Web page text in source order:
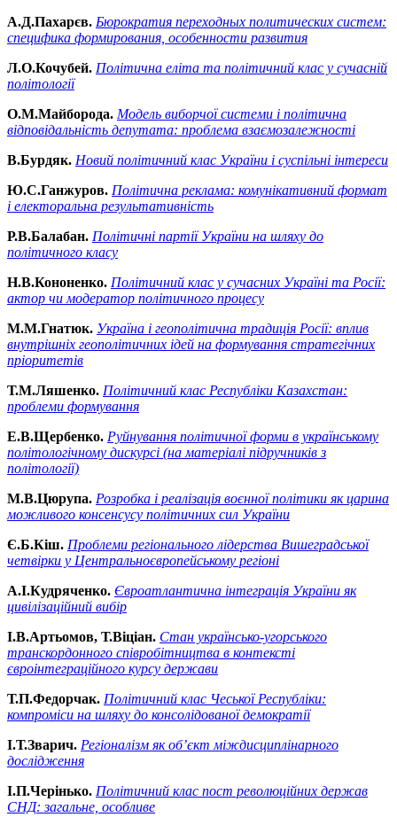
А.Д.Пахарєв. Бюрократия переходных политических систем:
специфика формирования, особенности развития
Л.О.Кочубей. Політична еліта та політичний клас у сучасній
політології
О.М.Майборода. Модель виборчої системи і політична
відповідальність депутата: проблема взаємозалежності
В.Бурдяк. Новий політичний клас України і суспільні інтереси
Ю.С.Ганжуров. Політична реклама: комунікативний формат
і електоральна результативність
Р.В.Балабан. Політичні партії України на шляху до
політичного класу
Н.В.Кононенко. Політичний клас у сучасних Україні та Росії:
актор чи модератор політичного процесу
М.М.Гнатюк. Україна і геополітична традиція Росії: вплив
внутрішніх геополітичних ідей на формування стратегічних
пріоритетів
Т.М.Ляшенко. Політичний клас Республіки Казахстан:
проблеми формування
Е.В.Щербенко. Руйнування політичної форми в українському
політологічному дискурсі (на матеріалі підручників з
політології)
М.В.Цюрупа. Розробка і реалізація воєнної політики як царина
можливого консенсусу політичних сил України
Є.Б.Кіш. Проблеми регіонального лідерства Вишеградської
четвірки у Центральноєвропейському регіоні
А.І.Кудряченко. Євроатлантична інтеграція України як
цивілізаційний вибір
І.В.Артьомов, Т.Віціан. Стан українсько-угорського
транскордонного співробітництва в контексті
євроінтеграційного курсу держави
Т.П.Федорчак. Політичний клас Чеської Республіки:
компроміси на шляху до консолідованої демократії
І.Т.Зварич. Регіоналізм як об’єкт міждисциплінарного
дослідження
І.П.Черінько. Політичний клас пост революційних держав
СНД: загальне, особливе